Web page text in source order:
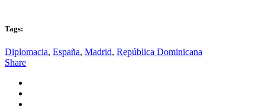
Tags:
Diplomacia, España, Madrid, República Dominicana
Share